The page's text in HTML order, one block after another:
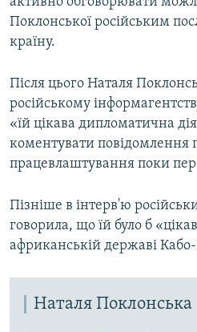
Поклонської російським
країну.
Після цього Наталя
російському
«їй цікава дипломатична
коментувати повідомлення
працевлаштування поки
Пізніше в інтерв'ю
говорила, що їй було б
африканській державі
Наталя Поклонська